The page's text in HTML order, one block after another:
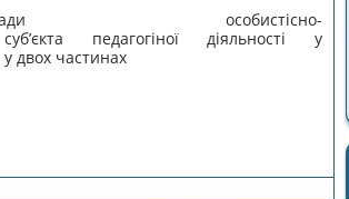
особистісно-
педагогіної діяльності у
у двох частинах
особистісно-професійного
у контексті сучасних викликів